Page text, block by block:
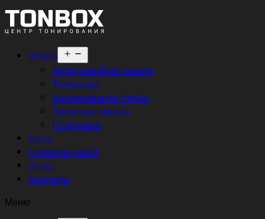
Услуги
меню
Антигравийная защита
Тонировка
Бронирование стёкол
Удаление вмятин
Полировка
Цены
Примеры работ
О нас
Контакты
Меню